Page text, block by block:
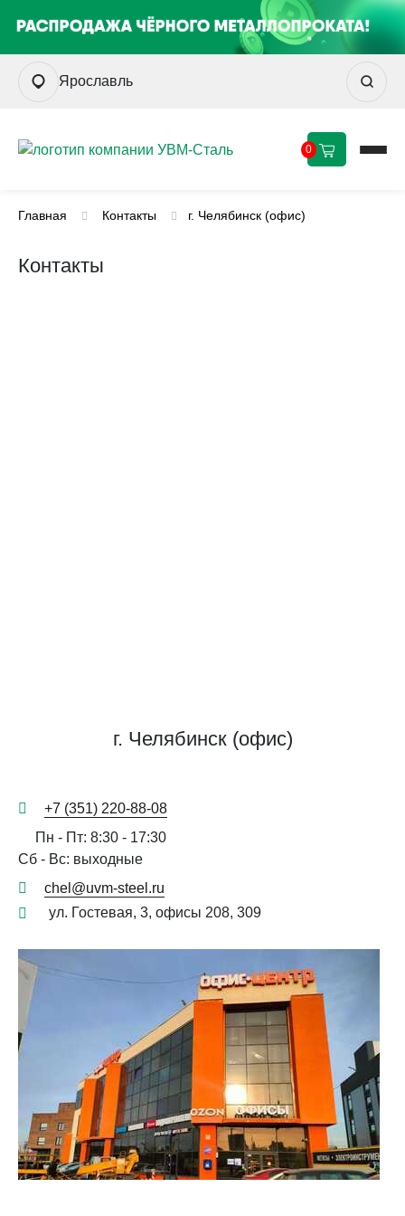
Ярославль
0
Главная Контакты г. Челябинск (офис)
Контакты
г. Челябинск (офис)
+7 (351) 220-88-08
Пн - Пт: 8:30 - 17:30
Сб - Вс: выходные
chel@uvm-steel.ru
ул. Гостевая, 3, офисы 208, 309